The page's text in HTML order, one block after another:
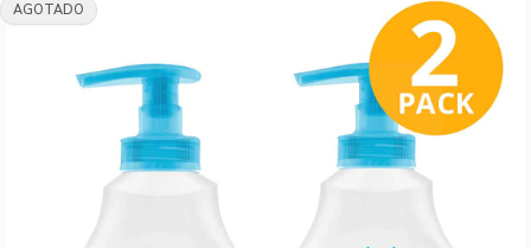
AGOTADO